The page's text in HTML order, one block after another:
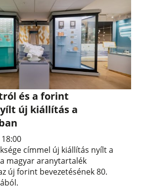
és a forint
új kiállítás a
címmel új kiállítás nyílt a
magyar aranytartalék
új forint bevezetésének 80.